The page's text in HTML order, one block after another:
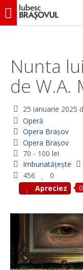
iubescbraşovul.ro
Nunta lui Figaro -
Nunta
de W.A.
25 ianuarie 2025
Operă
Opera Braşov
Opera Braşov
70 - 100 lei
Imbunatățește
456
0
Apreciez
0